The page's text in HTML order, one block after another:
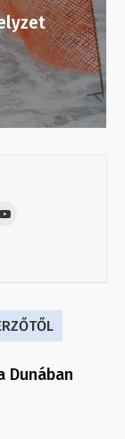
Dunában